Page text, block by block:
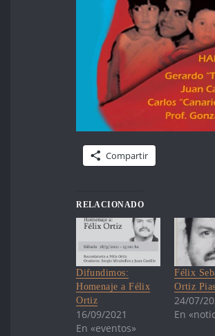
Compartir
RELACIONADO
Difundimos:
Homenaje a Félix
Ortiz
16/09/2021
En «eventos»
Félix
Ortiz
24/07/
En